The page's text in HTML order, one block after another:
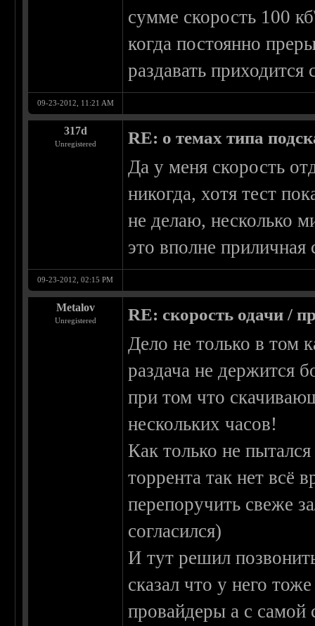
сумме скорость 100
когда постоянно
раздавать приходится
09-23-2012, 11:21 AM
317d
Unregistered RE: о темах типа
Да у меня скорость
никогда, хотя тест
не делаю, несколько
это вполне приличная
09-23-2012, 02:15 PM
Metalov
Unregistered RE: скорость одачи /
Дело не только в том
раздача не держится
при том что
нескольких часов!
Как только не
торрента так нет всё
перепоручить свеже
согласился)
И тут решил
сказал что у него
провайдеры а с самой